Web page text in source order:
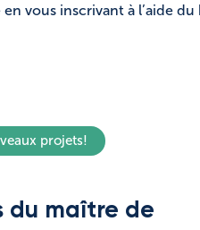
vous inscrivant à l’aide
projets!
du maître de